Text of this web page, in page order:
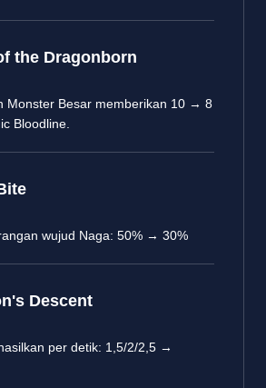
the Dragonborn
Monster Besar memberikan 10 → 8
Bloodline.
wujud Naga: 50% → 30%
Descent
per detik: 1,5/2/2,5 →